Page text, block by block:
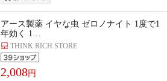
アース製薬 イヤな虫 ゼロノナイト 1度で1
年効く 1…
THINK RICH STORE
2,008円